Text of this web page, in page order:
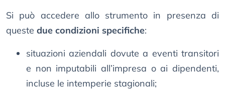
Si può accedere allo strumento in presenza di
queste due condizioni specifiche:
situazioni aziendali dovute a eventi transitori
e non imputabili all’impresa o ai dipendenti,
incluse le intemperie stagionali;